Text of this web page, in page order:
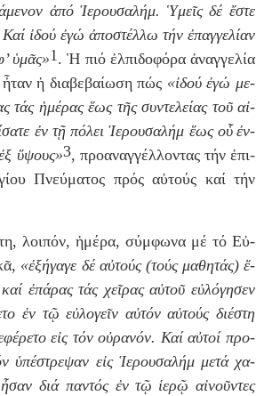
ἀ­πό Ἱ­ε­ρου­σα­λήμ. Ὑ­μεῖςδέ ἔ­στε
Καί ἰ­δού ἐ­γώ ἀ­πο­στέλ­λω τήν ἐ­παγ­γε­λί­αν
ὑ­μᾶς»1.Ἡ πι­ό ἐλ­πι­δο­φό­ρα ἀ­ναγ­γε­λί­α
ἦ­ταν ἡ δι­α­βε­βαί­ω­ση πώς «ἰ­δού ἐ­γώ με­
τάς ἡ­μέ­ρας ἕ­ως τῆς συ­ντε­λεί­ας τοῦ αἰ­
ἐν τῇπό­λειἹ­ε­ρου­σα­λήμ ἕ­ως οὗ ἐν­
ξ ὕ­ψους»3, προ­α­ναγ­γέλ­λο­ντας τήνἐ­πι­
Πνεύ­μα­τος πρός αὐ­τούς καί τήν
λοι­πόν, ἡ­μέ­ρα, σύμ­φω­να μέ τό Εὐ­
«ἐ­ξή­γα­γε δέ αὐ­τούς (τούς μα­θη­τάς) ἔ­
ἐ­πά­ραςτάς χεῖρας αὐ­τοῦ εὐ­λό­γη­σεν
ἐν τῷ εὐ­λο­γεῖν αὐ­τόν αὐ­τούς δι­έ­στη
εἰς τόν οὐ­ρα­νόν. Καί αὐ­τοί προ­
ὑ­πέ­στρε­ψαν εἰς Ἱ­ε­ρου­σα­λήμ με­τά χα­
ἦ­σανδι­ά πα­ντός ἐν τῷ ἱ­ε­ρῷαἰ­νοῦ­ντες